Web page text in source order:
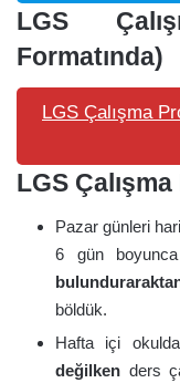
LGS
Formatında)
LGS Çalışma
LGS Çalışma
Pazar günleri
6 gün
böldük.
Hafta içi
değilken ders